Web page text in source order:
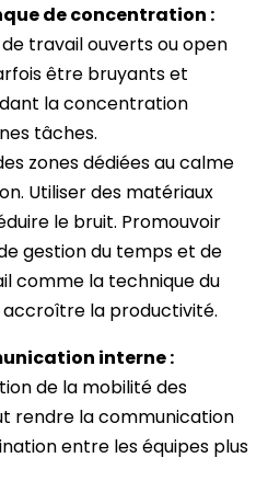
de concentration :
de travail ouverts ou open
être bruyants et
la concentration
tâches.
zones dédiées au calme
Utiliser des matériaux
le bruit. Promouvoir
gestion du temps et de
comme la technique du
accroître la productivité.
interne :
de la mobilité des
rendre la communication
entre les équipes plus